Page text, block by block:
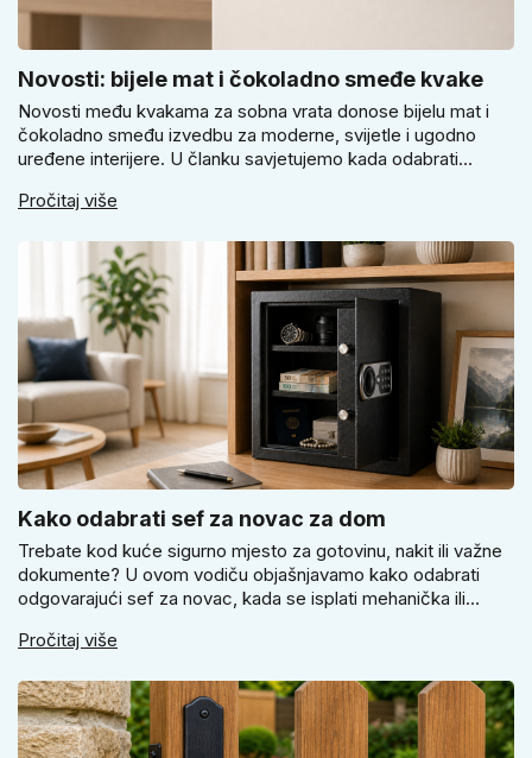
Novosti: bijele mat i čokoladno smeđe kvake
Novosti među kvakama za sobna vrata donose bijelu mat i
čokoladno smeđu izvedbu za moderne, svijetle i ugodno
uređene interijere. U članku savjetujemo kada odabrati
i kako birati između okrugle i kvadratne rozete prema stilu
Pročitaj više
Kako odabrati sef za novac za dom
Trebate kod kuće sigurno mjesto za gotovinu, nakit ili važne
dokumente? U ovom vodiču objašnjavamo kako odabrati
odgovarajući sef za novac, kada se isplati mehanička ili
za stvarnu sigurnost. Dobit ćete praktične savjete za odabir
Pročitaj više